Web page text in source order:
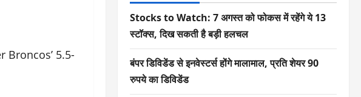
5.5-
Stocks to Watch: 7 अगस्त को फोकस में रहेंगे ये 13
स्टॉक्स, दिख सकती है बड़ी हलचल
बंपर डिविडेंड से इनवेस्टर्स होंगे मालामाल, प्रति शेयर 90
रुपये का डिविडेंड